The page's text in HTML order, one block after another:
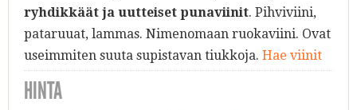
ryhdikkäät ja uutteiset punaviinit. Pihviviini,
pataruuat, lammas. Nimenomaan ruokaviini. Ovat
useimmiten suuta supistavan tiukkoja. Hae viinit
HINTA